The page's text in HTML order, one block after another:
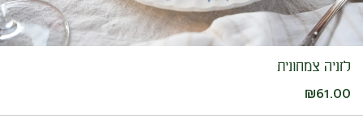
לזניה צמחונית
₪61.00